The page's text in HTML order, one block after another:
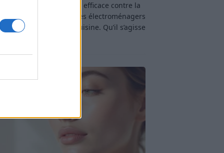
blanc et four : est-ce efficace contre la
? Le four fait partie des électroménagers
sollicités dans une cuisine. Qu’il s’agisse